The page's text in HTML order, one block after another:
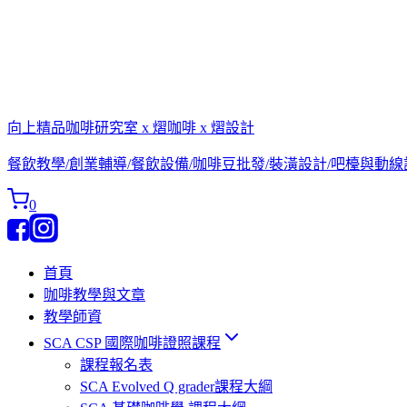
向上精品咖啡研究室 x 熠咖啡 x 熠設計
餐飲教學/創業輔導/餐飲設備/咖啡豆批發/裝潢設計/吧檯與動
0
首頁
咖啡教學與文章
教學師資
SCA CSP 國際咖啡證照課程
課程報名表
SCA Evolved Q grader課程大綱